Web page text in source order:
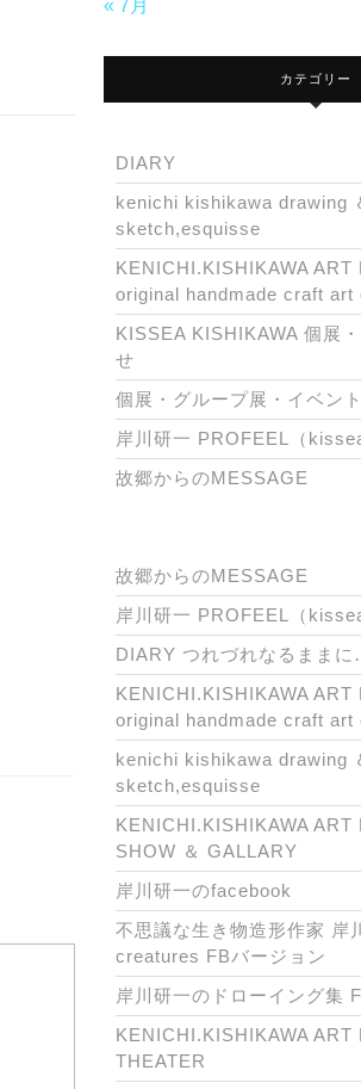
« 7月
カテゴリー
DIARY
kenichi kishikawa drawing
sketch,esquisse
KENICHI.KISHIKAWA ART
original handmade craft art
KISSEA KISHIKAWA 個展
せ
個展・グループ展・イベン
岸川研一 PROFEEL（kissea
故郷からのMESSAGE
故郷からのMESSAGE
岸川研一 PROFEEL（kissea
DIARY つれづれなるまま
KENICHI.KISHIKAWA ART
original handmade craft art
kenichi kishikawa drawing
sketch,esquisse
KENICHI.KISHIKAWA
SHOW ＆ GALLARY
岸川研一のfacebook
不思議な生き物造形作家 岸
creatures FBバージョン
岸川研一のドローイング集
KENICHI.KISHIKAWA ART
THEATER